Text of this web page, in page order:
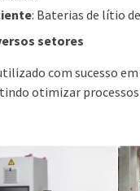
: Baterias de lítio
setores
com sucesso em
otimizar processos